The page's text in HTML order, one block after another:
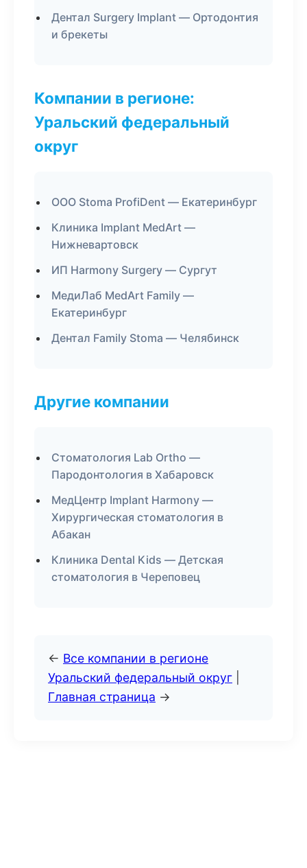
Дентал Surgery Implant — Ортодонтия
и брекеты
Компании в регионе:
Уральский федеральный
округ
ООО Stoma ProfiDent — Екатеринбург
Клиника Implant MedArt —
Нижневартовск
ИП Harmony Surgery — Сургут
МедиЛаб MedArt Family —
Екатеринбург
Дентал Family Stoma — Челябинск
Другие компании
Стоматология Lab Ortho —
Пародонтология в Хабаровск
МедЦентр Implant Harmony —
Хирургическая стоматология в
Абакан
Клиника Dental Kids — Детская
стоматология в Череповец
← Все компании в регионе
Уральский федеральный округ
Главная страница →